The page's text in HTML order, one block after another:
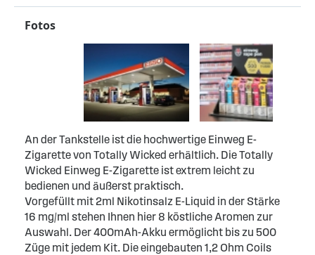
Fotos
An der Tankstelle ist die hochwertige Einweg E-
Zigarette von Totally Wicked erhältlich. Die Totally
Wicked Einweg E-Zigarette ist extrem leicht zu
bedienen und äußerst praktisch.
Vorgefüllt mit 2ml Nikotinsalz E-Liquid in der Stärke
16 mg/ml stehen Ihnen hier 8 köstliche Aromen zur
Auswahl. Der 400mAh-Akku ermöglicht bis zu 500
Züge mit jedem Kit. Die eingebauten 1,2 Ohm Coils